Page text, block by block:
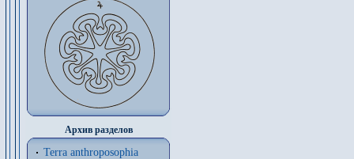
Архив разделов
Terra anthroposophia